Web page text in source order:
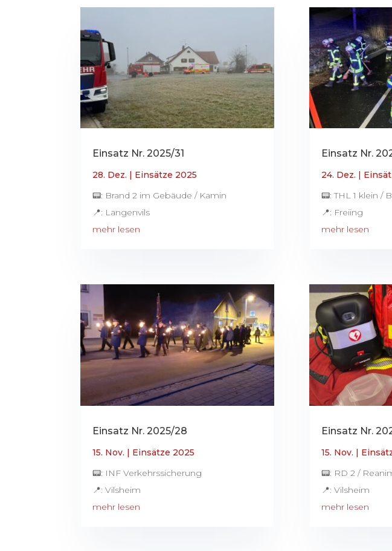
Einsatz Nr. 2025/31
28. Dez. | Einsätze 2025
📟: Brand 2 im Gebäude / Kamin
📍: Langenvils
mehr lesen
Einsatz Nr. 2025/28
15. Nov. | Einsätze 2025
📟: INF Verkehrssicherung
📍: Vilsheim
mehr lesen
Einsatz Nr.
24. Dez. |
📟: THL 1 klein /
📍: Freiing
mehr lesen
Einsatz Nr.
15. Nov. |
📟: RD 2 /
📍: Vilsheim
mehr lesen